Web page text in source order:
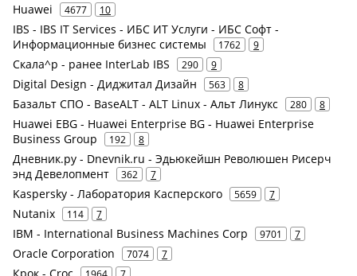
Huawei 4677 10
IBS - IBS IT Services - ИБС ИТ Услуги - ИБС Софт -
Информационные бизнес системы
1762 9
Скала^р - ранее InterLab IBS 290 9
Digital Design - Диджитал Дизайн 563 8
Базальт СПО - BaseALT - ALT Linux - Альт Линукс 280 8
Huawei EBG - Huawei Enterprise BG - Huawei Enterprise
Business Group
192 8
Дневник.ру - Dnevnik.ru - Эдьюкейшн Революшен Рисерч
энд Девелопмент
362 7
Kaspersky - Лаборатория Касперского 5659 7
Nutanix 114 7
IBM - International Business Machines Corp 9701 7
Oracle Corporation 7074 7